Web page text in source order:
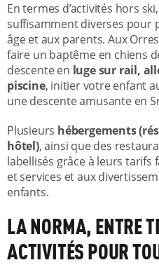
En termes d’activités hors
suffisamment diverses pour
âge et aux parents. Aux
faire un baptême en chiens
descente en luge sur rail,
piscine, initier votre enfant
une descente amusante en
Plusieurs hébergements
hôtel), ainsi que des
labellisés grâce à leurs tarifs
et services et aux
enfants.
LA NORMA, ENTRE
ACTIVITÉS POUR